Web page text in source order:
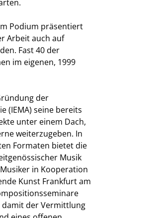
Podium präsentiert
Arbeit auch auf
Fast 40 der
im eigenen, 1999
der
(IEMA) seine bereits
unter einem Dach,
weiterzugeben. In
Formaten bietet die
Musik
in Kooperation
Kunst Frankfurt am
der Vermittlung